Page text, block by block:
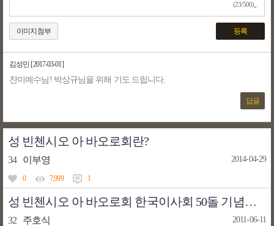
(23/500)
이미지첨부 등록
김성민 [2017-03-01]
찬미예수님! 박상규님을 위해 기도 드립니다.
답글
성 빈첸시오 아 바오로회란?
34 이부영 2014-04-29
0 7,999 1
성 빈첸시오 아 바오로회 한국이사회 50돌 기념행사 거행
32 주호식 2011-06-11